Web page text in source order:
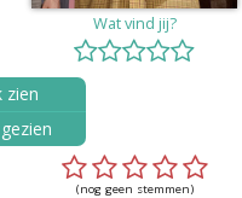
Wat vind jij?
zien
(nog geen stemmen)